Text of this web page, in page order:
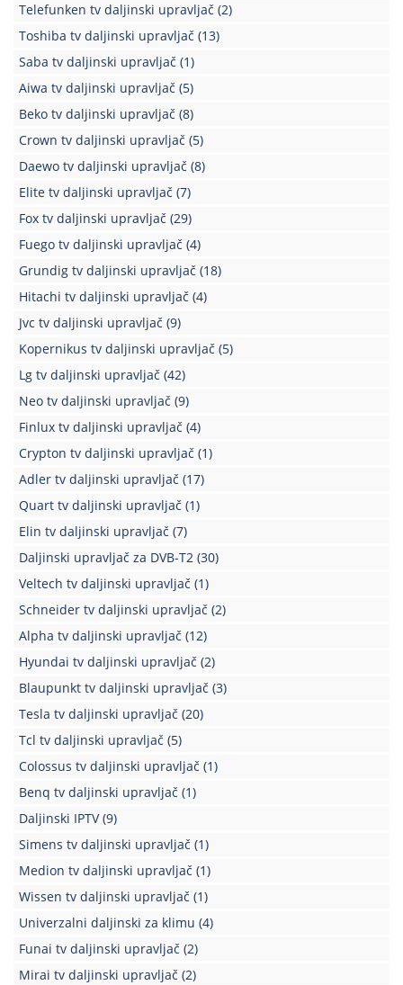
Telefunken tv daljinski upravljač (2)
Toshiba tv daljinski upravljač (13)
Saba tv daljinski upravljač (1)
Aiwa tv daljinski upravljač (5)
Beko tv daljinski upravljač (8)
Crown tv daljinski upravljač (5)
Daewo tv daljinski upravljač (8)
Elite tv daljinski upravljač (7)
Fox tv daljinski upravljač (29)
Fuego tv daljinski upravljač (4)
Grundig tv daljinski upravljač (18)
Hitachi tv daljinski upravljač (4)
Jvc tv daljinski upravljač (9)
Kopernikus tv daljinski upravljač (5)
Lg tv daljinski upravljač (42)
Neo tv daljinski upravljač (9)
Finlux tv daljinski upravljač (4)
Crypton tv daljinski upravljač (1)
Adler tv daljinski upravljač (17)
Quart tv daljinski upravljač (1)
Elin tv daljinski upravljač (7)
Daljinski upravljač za DVB-T2 (30)
Veltech tv daljinski upravljač (1)
Schneider tv daljinski upravljač (2)
Alpha tv daljinski upravljač (12)
Hyundai tv daljinski upravljač (2)
Blaupunkt tv daljinski upravljač (3)
Tesla tv daljinski upravljač (20)
Tcl tv daljinski upravljač (5)
Colossus tv daljinski upravljač (1)
Benq tv daljinski upravljač (1)
Daljinski IPTV (9)
Simens tv daljinski upravljač (1)
Medion tv daljinski upravljač (1)
Wissen tv daljinski upravljač (1)
Univerzalni daljinski za klimu (4)
Funai tv daljinski upravljač (2)
Mirai tv daljinski upravljač (2)